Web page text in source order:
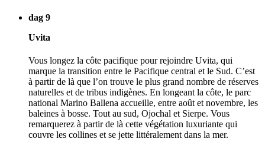
dag 9
Uvita
Vous longez la côte pacifique pour rejoindre Uvita, qui
marque la transition entre le Pacifique central et le Sud. C’est
à partir de là que l’on trouve le plus grand nombre de réserves
naturelles et de tribus indigènes. En longeant la côte, le parc
national Marino Ballena accueille, entre août et novembre, les
baleines à bosse. Tout au sud, Ojochal et Sierpe. Vous
remarquerez à partir de là cette végétation luxuriante qui
couvre les collines et se jette littéralement dans la mer.